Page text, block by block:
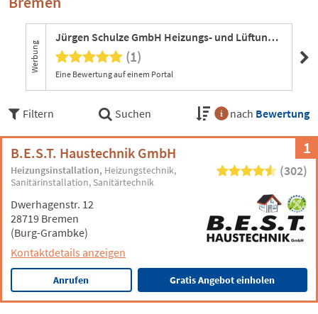
Werbung
Jürgen Schulze GmbH Heizungs- und Lüftungsbau
(1)
Eine Bewertung auf einem Portal
Filtern Suchen nach Bewertung
1
B.E.S.T. Haustechnik GmbH
Heizungsinstallation Heizungstechnik
Sanitärinstallation Sanitärtechnik
(302)
Dwerhagenstr. 12
28719 Bremen
(Burg-Grambke)
Kontaktdetails anzeigen
Anrufen Gratis Angebot einholen